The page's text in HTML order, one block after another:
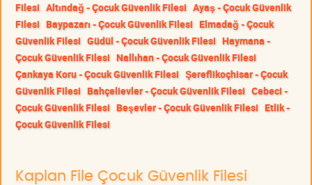
Filesi Altındağ - Çocuk Güvenlik Filesi Ayaş - Çocuk Güvenlik
Filesi Baypazarı - Çocuk Güvenlik Filesi Elmadağ - Çocuk
Güvenlik Filesi Güdül - Çocuk Güvenlik Filesi Haymana -
Çocuk Güvenlik Filesi Nallıhan - Çocuk Güvenlik Filesi
Çankaya Koru - Çocuk Güvenlik Filesi Şereflikoçhisar - Çocuk
Güvenlik Filesi Bahçelievler - Çocuk Güvenlik Filesi Cebeci -
Çocuk Güvenlik Filesi Beşevler - Çocuk Güvenlik Filesi Etlik -
Çocuk Güvenlik Filesi
Kaplan File Çocuk Güvenlik Filesi